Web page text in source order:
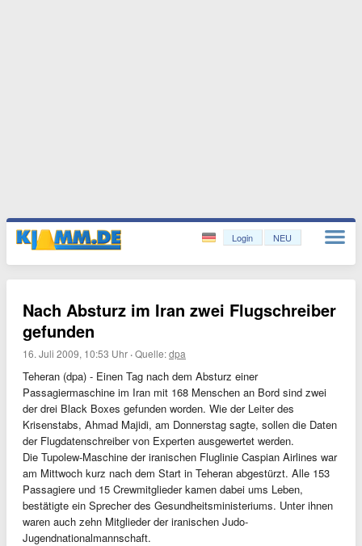
Login NEU
Nach Absturz im Iran zwei Flugschreiber
gefunden
16. Juli 2009, 10:53 Uhr ·Quelle:dpa
Teheran (dpa) - Einen Tag nach dem Absturz einer
Passagiermaschine im Iran mit 168 Menschen an Bord sind zwei
der drei Black Boxes gefunden worden. Wie der Leiter des
Krisenstabs, Ahmad Majidi, am Donnerstag sagte, sollen die Daten
der Flugdatenschreiber von Experten ausgewertet werden.
Die Tupolew-Maschine der iranischen Fluglinie Caspian Airlines war
am Mittwoch kurz nach dem Start in Teheran abgestürzt. Alle 153
Passagiere und 15 Crewmitglieder kamen dabei ums Leben,
bestätigte ein Sprecher des Gesundheitsministeriums. Unter ihnen
waren auch zehn Mitglieder der iranischen Judo-
Jugendnationalmannschaft.